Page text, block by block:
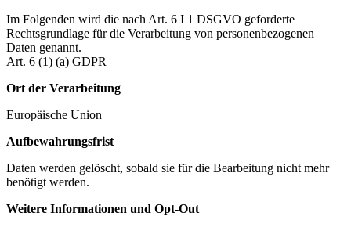
Im Folgenden wird die nach Art. 6 I 1 DSGVO geforderte
Rechtsgrundlage für die Verarbeitung von personenbezogenen
Daten genannt.
Art. 6 (1) (a) GDPR
Ort der Verarbeitung
Europäische Union
Aufbewahrungsfrist
Daten werden gelöscht, sobald sie für die Bearbeitung nicht mehr
benötigt werden.
Weitere Informationen und Opt-Out